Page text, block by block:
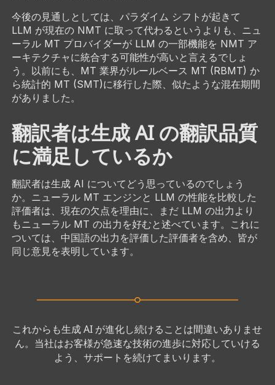
今後の見通しとしては、パラダイム シフトが起きて
LLM が現在の NMT に取って代わるというよりも、ニュ
ーラル MT プロバイダーが LLM の一部機能を NMT ア
ーキテクチャに統合する可能性が高いと言えるでしょ
う。以前にも、MT 業界がルールベース MT (RBMT) か
ら統計的 MT (SMT)に移行した際、似たような混在期間
がありました。
翻訳者は生成 AI の翻訳品質
に満足しているか
翻訳者は生成 AI についてどう思っているのでしょう
か。ニューラル MT エンジンと LLM の性能を比較した
評価者は、現在の欠点を理由に、まだ LLM の出力より
もニューラル MT の出力を好むと述べています。これに
ついては、中国語の出力を評価した評価者を含め、皆が
同じ意見を表明しています。
これからも生成 AI が進化し続けることは間違いありませ
ん。当社はお客様が急速な技術の進歩に対応していける
よう、サポートを続けてまいります。